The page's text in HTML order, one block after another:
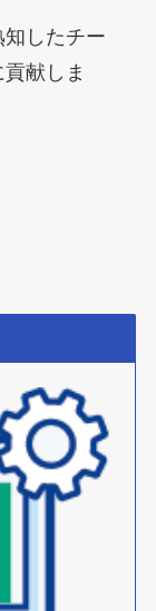
したチー
献しま